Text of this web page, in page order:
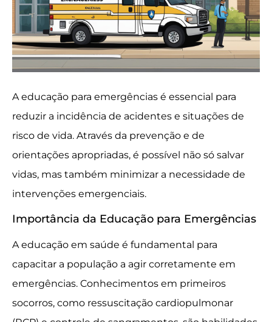
A educação para emergências é essencial para
reduzir a incidência de acidentes e situações de
risco de vida. Através da prevenção e de
orientações apropriadas, é possível não só salvar
vidas, mas também minimizar a necessidade de
intervenções emergenciais.
Importância da Educação para Emergências
A educação em saúde é fundamental para
capacitar a população a agir corretamente em
emergências. Conhecimentos em primeiros
socorros, como ressuscitação cardiopulmonar